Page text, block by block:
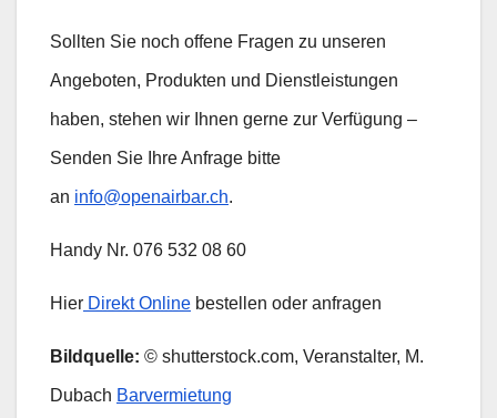
Sollten Sie noch offene Fragen zu unseren
Angeboten, Produkten und Dienstleistungen
haben, stehen wir Ihnen gerne zur Verfügung –
Senden Sie Ihre Anfrage bitte
an info@openairbar.ch.
Handy Nr. 076 532 08 60
Hier Direkt Online bestellen oder anfragen
Bildquelle: © shutterstock.com, Veranstalter, M.
Dubach Barvermietung